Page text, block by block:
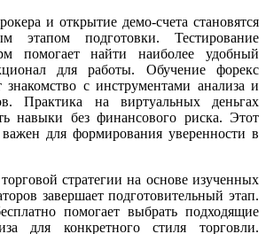
и открытие демо-счета становятся
этапом подготовки. Тестирование
помогает найти наиболее удобный
для работы. Обучение форекс
знакомство с инструментами анализа и
Практика на виртуальных деньгах
навыки без финансового риска. Этот
для формирования уверенности в
стратегии на основе изученных
завершает подготовительный этап.
помогает выбрать подходящие
для конкретного стиля торговли.